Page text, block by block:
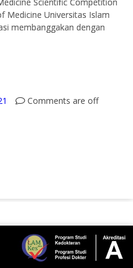
Medicine Universitas Islam
membanggakan dengan
Comments are off